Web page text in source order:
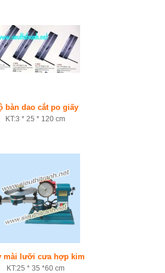
bàn dao cắt po giấy
KT:3 * 25 * 120 cm
mài lưỡi cưa hợp kim
KT:25 * 35 *60 cm